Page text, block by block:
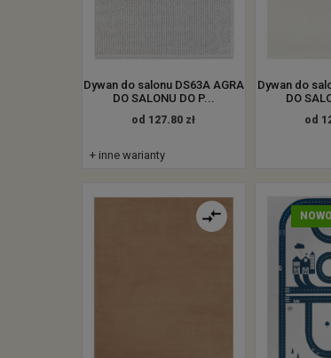
Dywan do salonu DS63A AGRA
DO SALONU DO P...
od 127.80 zł
+ inne warianty
Dywan do
DO
od